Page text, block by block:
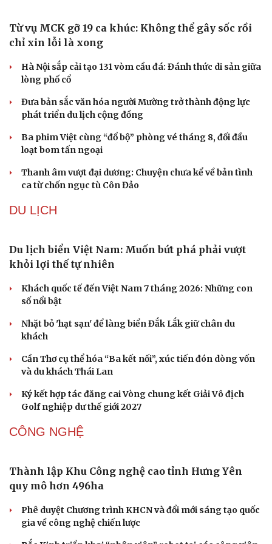
QUÂN SỰ - QUỐC PHÒNG
Mỹ bác thông tin thiếu hụt đạn dược sau nhiều
tháng giao tranh với Iran
Phê duyệt Kế hoạch bồi dưỡng kiến thức quốc phòng và
an ninh cho đối tượng 1
Bế mạc Vòng Chung kết Hội thao Công an Nhân dân
năm 2026
Tăng cường tuyên truyền, bảo vệ vững chắc biên giới
Việt Nam – Campuchia
Hải quân Mỹ lần đầu tiên huấn luyện UAV cảm tử tại Hàn
VĂN HÓA
Từ vụ MCK gỡ 19 ca khúc: Không thể gây sốc rồi
chỉ xin lỗi là xong
Hà Nội sắp cải tạo 131 vòm cầu đá: Đánh thức di sản giữa
lòng phố cổ
Đưa bản sắc văn hóa người Mường trở thành động lực
phát triển du lịch cộng đồng
Ba phim Việt cùng “đổ bộ” phòng vé tháng 8, đối đầu
loạt bom tấn ngoại
Thanh âm vượt đại dương: Chuyện chưa kể về bản tình
DU LỊCH
Du lịch biển Việt Nam: Muốn bứt phá phải vượt
khỏi lợi thế tự nhiên